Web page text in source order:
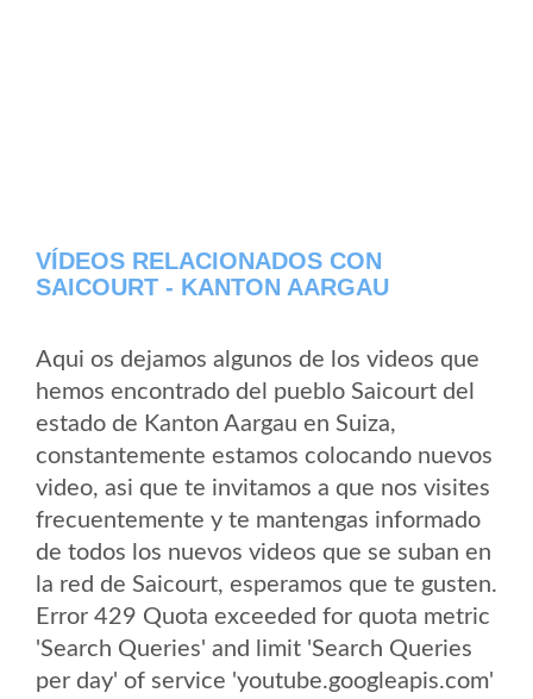
VÍDEOS RELACIONADOS CON
SAICOURT - KANTON AARGAU
Aqui os dejamos algunos de los videos que
hemos encontrado del pueblo Saicourt del
estado de Kanton Aargau en Suiza,
constantemente estamos colocando nuevos
video, asi que te invitamos a que nos visites
frecuentemente y te mantengas informado
de todos los nuevos videos que se suban en
la red de Saicourt, esperamos que te gusten.
Error 429 Quota exceeded for quota metric
'Search Queries' and limit 'Search Queries
per day' of service 'youtube.googleapis.com'